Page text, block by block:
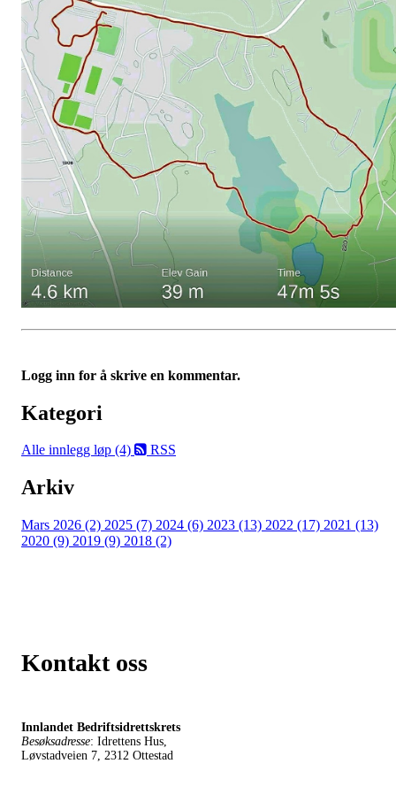
Logg inn for å skrive en kommentar.
Kategori
Alle innlegg løp (4) RSS
Arkiv
Mars 2026 (2) 2025 (7) 2024 (6) 2023 (13) 2022 (17) 2021 (13)
2020 (9) 2019 (9) 2018 (2)
Kontakt oss
Innlandet Bedriftsidrettskrets
Besøksadresse: Idrettens Hus,
Løvstadveien 7, 2312 Ottestad